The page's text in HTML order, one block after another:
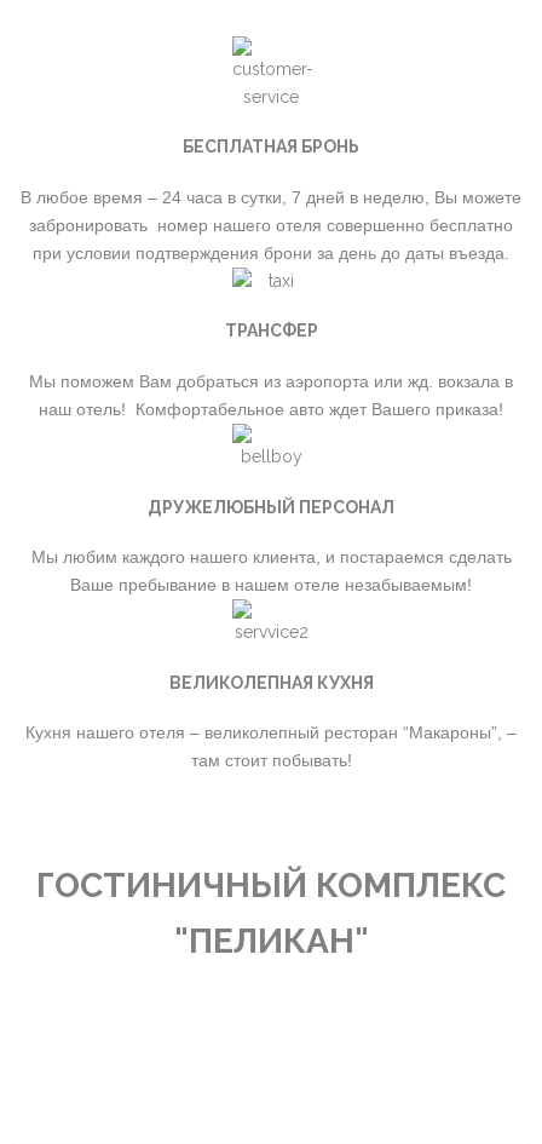
БЕСПЛАТНАЯ БРОНЬ
В любое время – 24 часа в сутки, 7 дней в неделю, Вы можете
забронировать номер нашего отеля совершенно бесплатно
при условии подтверждения брони за день до даты въезда.
ТРАНСФЕР
Мы поможем Вам добраться из аэропорта или жд. вокзала в
наш отель! Комфортабельное авто ждет Вашего приказа!
ДРУЖЕЛЮБНЫЙ ПЕРСОНАЛ
Мы любим каждого нашего клиента, и постараемся сделать
Ваше пребывание в нашем отеле незабываемым!
ВЕЛИКОЛЕПНАЯ КУХНЯ
Кухня нашего отеля – великолепный ресторан “Макароны”, –
там стоит побывать!
ГОСТИНИЧНЫЙ КОМПЛЕКС
"ПЕЛИКАН"